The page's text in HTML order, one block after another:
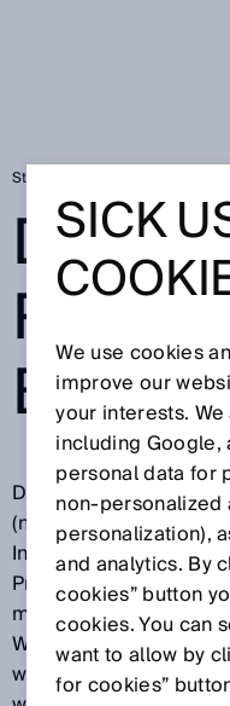
Startseite
Die SICK AG, Erwin-
(nachfolgend „SICK“
Interesse an unserem
Privatsphäre ist uns
möchten, dass Sie
Webseiten sicher
wir Ihnen
SICK
We use cookies
improve our
your interests.
including
personal data for
personalization),
and analytics. By
cookies” button
cookies. You can
want to allow by
for cookies”